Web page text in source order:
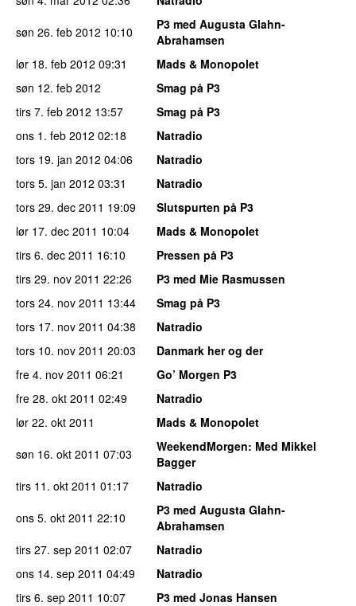
søn 26. feb 2012 10:10
P3 med Augusta Glahn-
Abrahamsen
lør 18. feb 2012 09:31
Mads & Monopolet
søn 12. feb 2012
Smag på P3
tirs 7. feb 2012 13:57
Smag på P3
ons 1. feb 2012 02:18
Natradio
tors 19. jan 2012 04:06
Natradio
tors 5. jan 2012 03:31
Natradio
tors 29. dec 2011 19:09
Slutspurten på P3
lør 17. dec 2011 10:04
Mads & Monopolet
tirs 6. dec 2011 16:10
Pressen på P3
tirs 29. nov 2011 22:26
P3 med Mie Rasmussen
tors 24. nov 2011 13:44
Smag på P3
tors 17. nov 2011 04:38
Natradio
tors 10. nov 2011 20:03
Danmark her og der
fre 4. nov 2011 06:21
Go’ Morgen P3
fre 28. okt 2011 02:49
Natradio
lør 22. okt 2011
Mads & Monopolet
søn 16. okt 2011 07:03 WeekendMorgen: Med Mikkel
Bagger
tirs 11. okt 2011 01:17
Natradio
ons 5. okt 2011 22:10
P3 med Augusta Glahn-
Abrahamsen
tirs 27. sep 2011 02:07
Natradio
ons 14. sep 2011 04:49
Natradio
tirs 6. sep 2011 10:07
P3 med Jonas Hansen